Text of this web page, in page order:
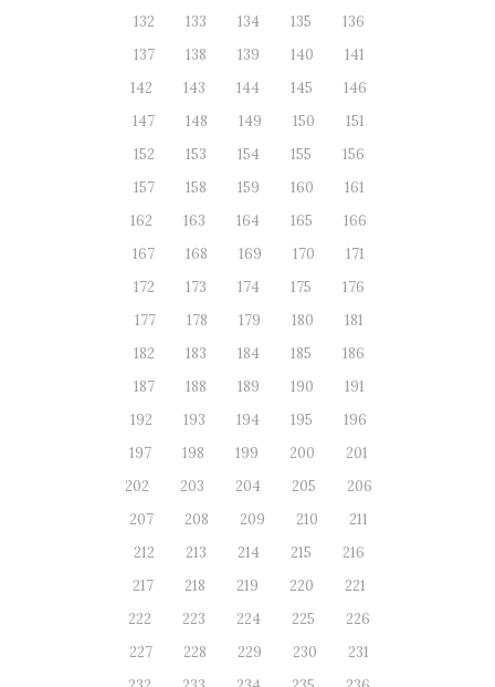
132
133 134 135
136
137
138 139 140
141
142
143 144 145
146
147
148 149 150
151
152
153 154 155
156
157
158 159 160
161
162
163 164 165
166
167
168 169 170
171
172
173 174 175
176
177
178 179 180
181
182
183 184 185
186
187
188 189 190
191
192
193 194 195
196
197
198 199 200
201
202
203 204 205
206
207
208 209 210
211
212
213 214 215
216
217
218 219 220
221
222
223 224 225
226
227
228 229 230
231